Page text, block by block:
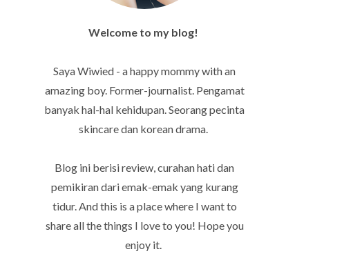
Welcome to my blog!
Saya Wiwied - a happy mommy with an
amazing boy. Former-journalist. Pengamat
banyak hal-hal kehidupan. Seorang pecinta
skincare dan korean drama.
Blog ini berisi review, curahan hati dan
pemikiran dari emak-emak yang kurang
tidur. And this is a place where I want to
share all the things I love to you! Hope you
enjoy it.